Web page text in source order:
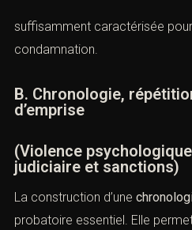
Aucun de ces éléments n’est,
l’existence d’uneviolence
condamnation.
B. Chronologie,
d’emprise